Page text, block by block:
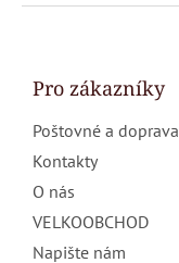
Z
Pro zákazníky
Poštovné a doprava
Kontakty
O nás
VELKOOBCHOD
Napište nám